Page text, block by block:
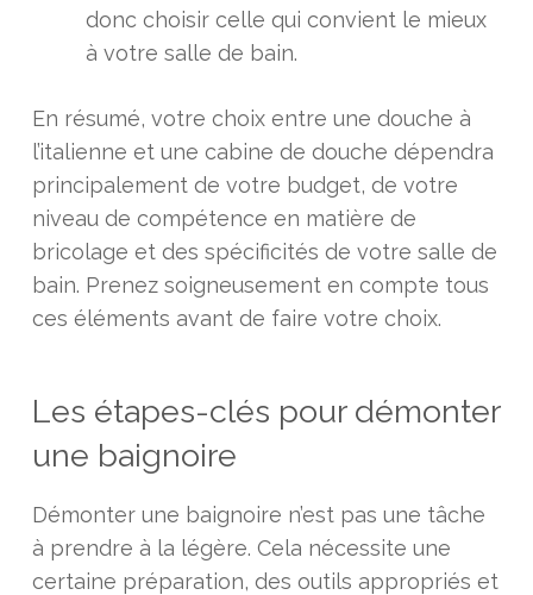
donc choisir celle qui convient le mieux
à votre salle de bain.
En résumé, votre choix entre une douche à
l’italienne et une cabine de douche dépendra
principalement de votre budget, de votre
niveau de compétence en matière de
bricolage et des spécificités de votre salle de
bain. Prenez soigneusement en compte tous
ces éléments avant de faire votre choix.
Les étapes-clés pour démonter
une baignoire
Démonter une baignoire n’est pas une tâche
à prendre à la légère. Cela nécessite une
certaine préparation, des outils appropriés et